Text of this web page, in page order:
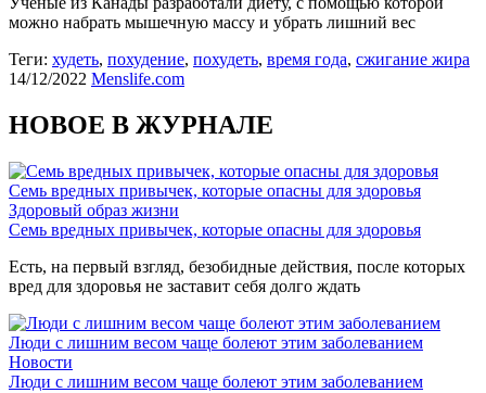
можно набрать мышечную массу и убрать лишний вес
Теги: худеть, похудение, похудеть, время года, сжигание жира
14/12/2022 Menslife.com
НОВОЕ В ЖУРНАЛЕ
Семь вредных привычек, которые опасны для здоровья
Здоровый образ жизни
Семь вредных привычек, которые опасны для здоровья
Есть, на первый взгляд, безобидные действия, после которых
вред для здоровья не заставит себя долго ждать
Люди с лишним весом чаще болеют этим заболеванием
Новости
Люди с лишним весом чаще болеют этим заболеванием